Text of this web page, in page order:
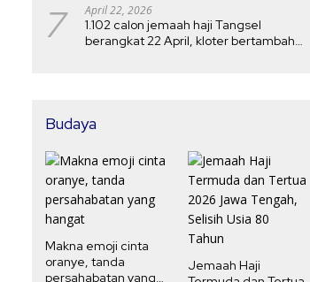
7 April 22, 2026
1.102 calon jemaah haji Tangsel
berangkat 22 April, kloter bertambah
Budaya
Makna emoji cinta
oranye, tanda
persahabatan yang
Jemaah Haji